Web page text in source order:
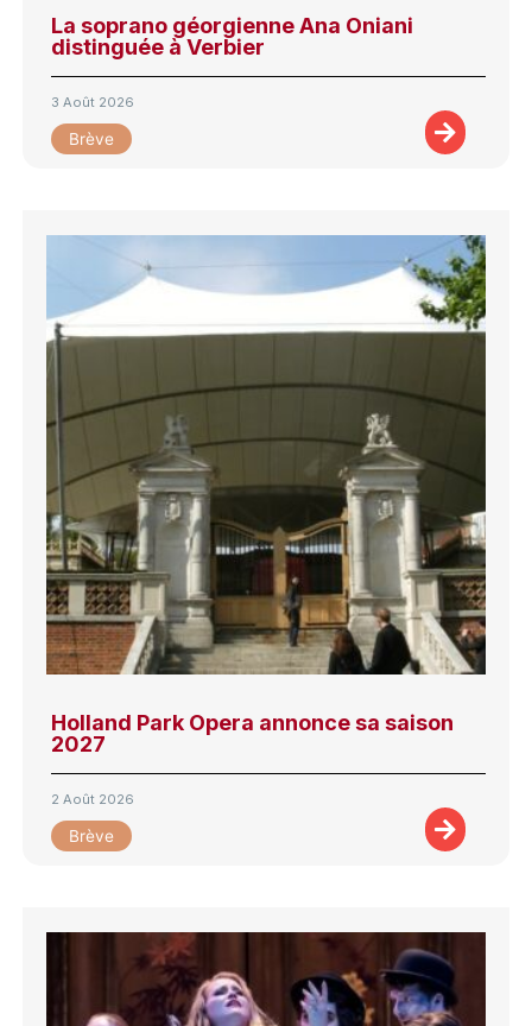
La soprano géorgienne Ana Oniani
distinguée à Verbier
3 Août 2026
Brève
Holland Park Opera annonce sa saison
2027
2 Août 2026
Brève